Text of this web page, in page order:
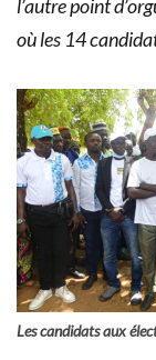
l’autre point
où les 14
Les candidats aux